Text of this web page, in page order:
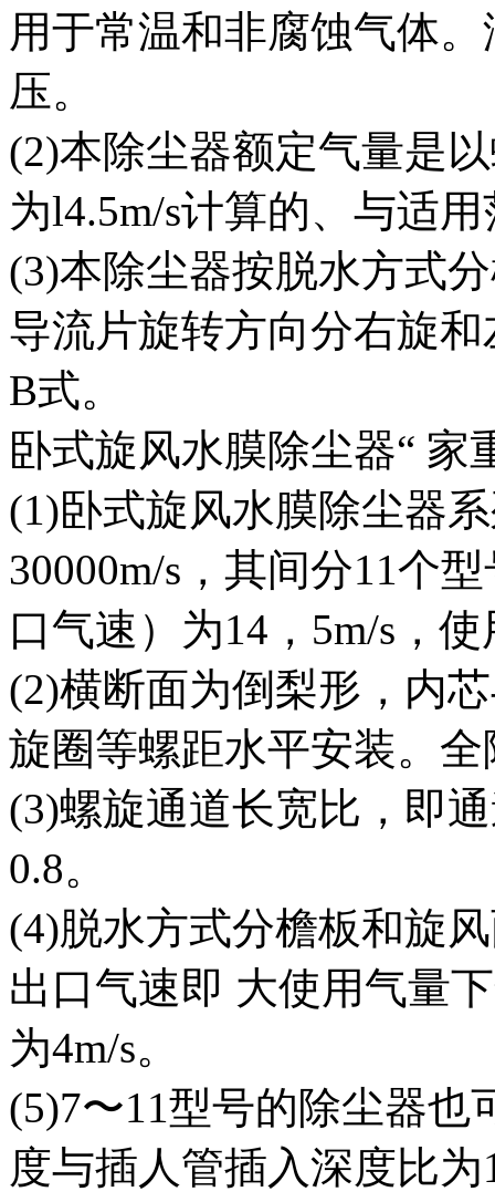
用于常温和非腐蚀气体
压。
(2)本除尘器额定气量是
为l4.5m/s计算的、与适
(3)本除尘器按脱水方式
导流片旋转方向分右旋
B式。
卧式旋风水膜除尘器“ 家
(1)卧式旋风水膜除尘器
30000m/s，其间分11个
口气速）为14，5m/s，
(2)横断面为倒梨形，内
旋圈等螺距水平安装。
(3)螺旋通道长宽比，即
0.8。
(4)脱水方式分檐板和旋
出口气速即 大使用气量
为4m/s。
(5)7〜11型号的除尘器也
度与插人管插入深度比